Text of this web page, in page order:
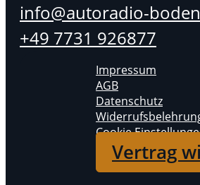
info@autoradio-
+49 7731 926877
Impressum
AGB
Datenschutz
Cookie
Vertrag